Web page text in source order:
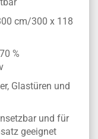
cm/300 x 118
%
Glastüren und
und für
geeignet